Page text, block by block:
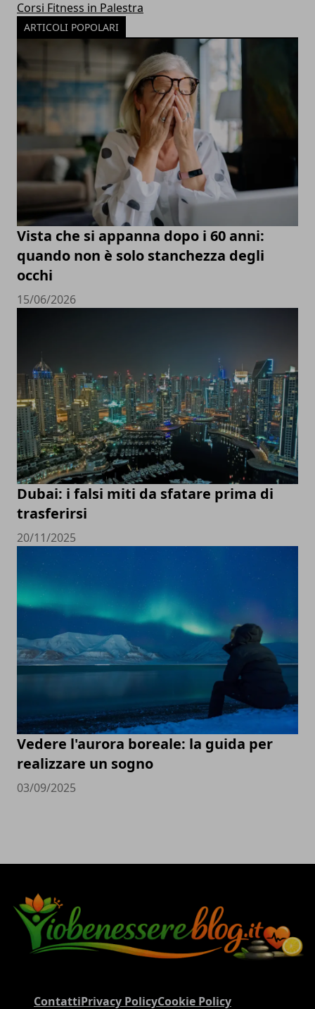
Corsi Fitness in Palestra
ARTICOLI POPOLARI
Vista che si appanna dopo i 60 anni:
quando non è solo stanchezza degli
occhi
15/06/2026
Dubai: i falsi miti da sfatare prima di
trasferirsi
20/11/2025
Vedere l'aurora boreale: la guida per
realizzare un sogno
03/09/2025
ContattiPrivacy PolicyCookie Policy